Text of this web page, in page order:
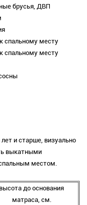
брусья, ДВП
спальному месту
спальному месту
и старше, визуально
выкатными
местом.
высота до основания
матраса, см.